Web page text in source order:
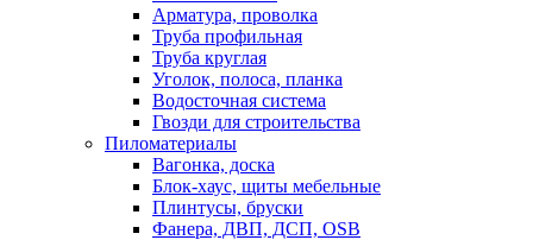
Арматура, проволка
Труба профильная
Труба круглая
Уголок, полоса, планка
Водосточная система
Гвозди для строительства
Пиломатериалы
Вагонка, доска
Блок-хаус, щиты мебельные
Плинтусы, бруски
Фанера, ДВП, ДСП, OSB